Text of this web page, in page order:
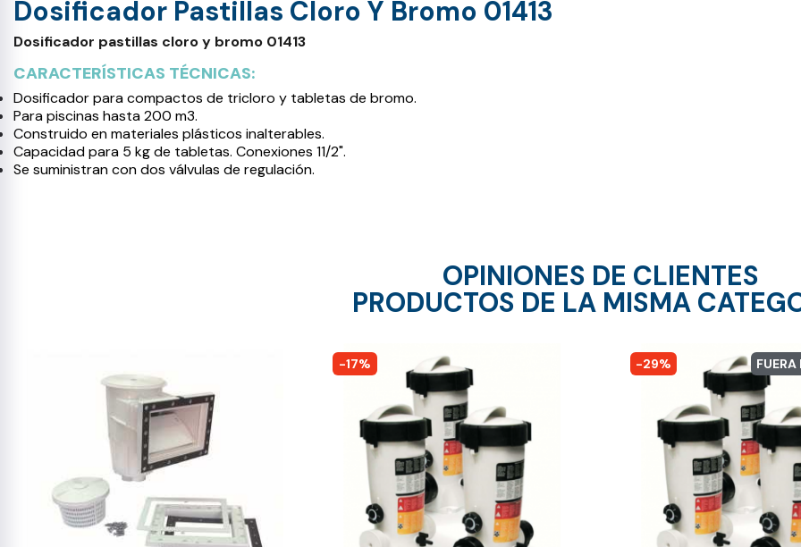
Dosificador Pastillas Cloro Y Bromo 01413
Dosificador pastillas cloro y bromo 01413
CARACTERÍSTICAS TÉCNICAS:
Dosificador para compactos de tricloro y tabletas de bromo.
Para piscinas hasta 200 m3.
Construido en materiales plásticos inalterables.
Capacidad para 5 kg de tabletas. Conexiones 11/2".
Se suministran con dos válvulas de regulación.
OPINIONES DE CLIENTES
PRODUCTOS DE LA MISMA
-17% -29%